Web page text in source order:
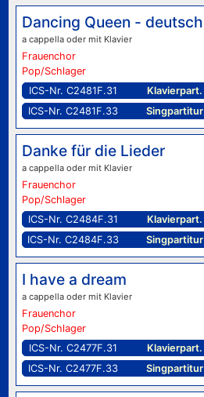
Dancing Queen - deutsch
a cappella oder mit Klavier
Frauenchor
Pop/Schlager
ICS-Nr. C2481F.31
Klavierpart.
ICS-Nr. C2481F.33
Singpartitur
Danke für die Lieder
a cappella oder mit Klavier
Frauenchor
Pop/Schlager
ICS-Nr. C2484F.31
Klavierpart.
ICS-Nr. C2484F.33
Singpartitur
I have a dream
a cappella oder mit Klavier
Frauenchor
Pop/Schlager
ICS-Nr. C2477F.31
Klavierpart.
ICS-Nr. C2477F.33
Singpartitur